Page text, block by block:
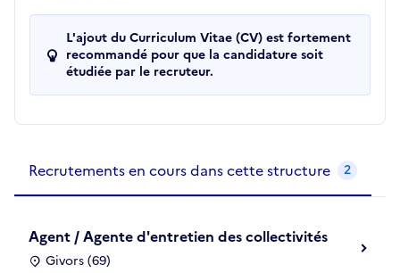
L'ajout du Curriculum Vitae (CV) est fortement
recommandé pour que la candidature soit
étudiée par le recruteur.
Recrutements en cours dans cette structure 2
Agent / Agente d'entretien des collectivités
Givors (69)